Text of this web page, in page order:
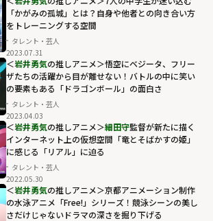
「かがみの孤城」とは？自身や他者との向き合い方
をトレーニングする空間
タレント・芸人
2023.07.31
＜岩井勇気の推しアニメ＞悟空にベジータ、フリー
ザたちの活躍から目が離せない！バトルの中に笑い
の要素もある「ドラゴンボール」の面白さ
タレント・芸人
2023.04.03
＜岩井勇気の推しアニメ＞細田守監督が新たに描く
インターネット上の仮想空間「竜とそばかすの姫」
に感じる「リアル」に迫る
タレント・芸人
2022.05.30
＜岩井勇気の推しアニメ＞京都アニメーション制作
の水泳アニメ「Free!」シリーズ！競泳シーンの美し
さだけじゃないドラマの深さを掘り下げる